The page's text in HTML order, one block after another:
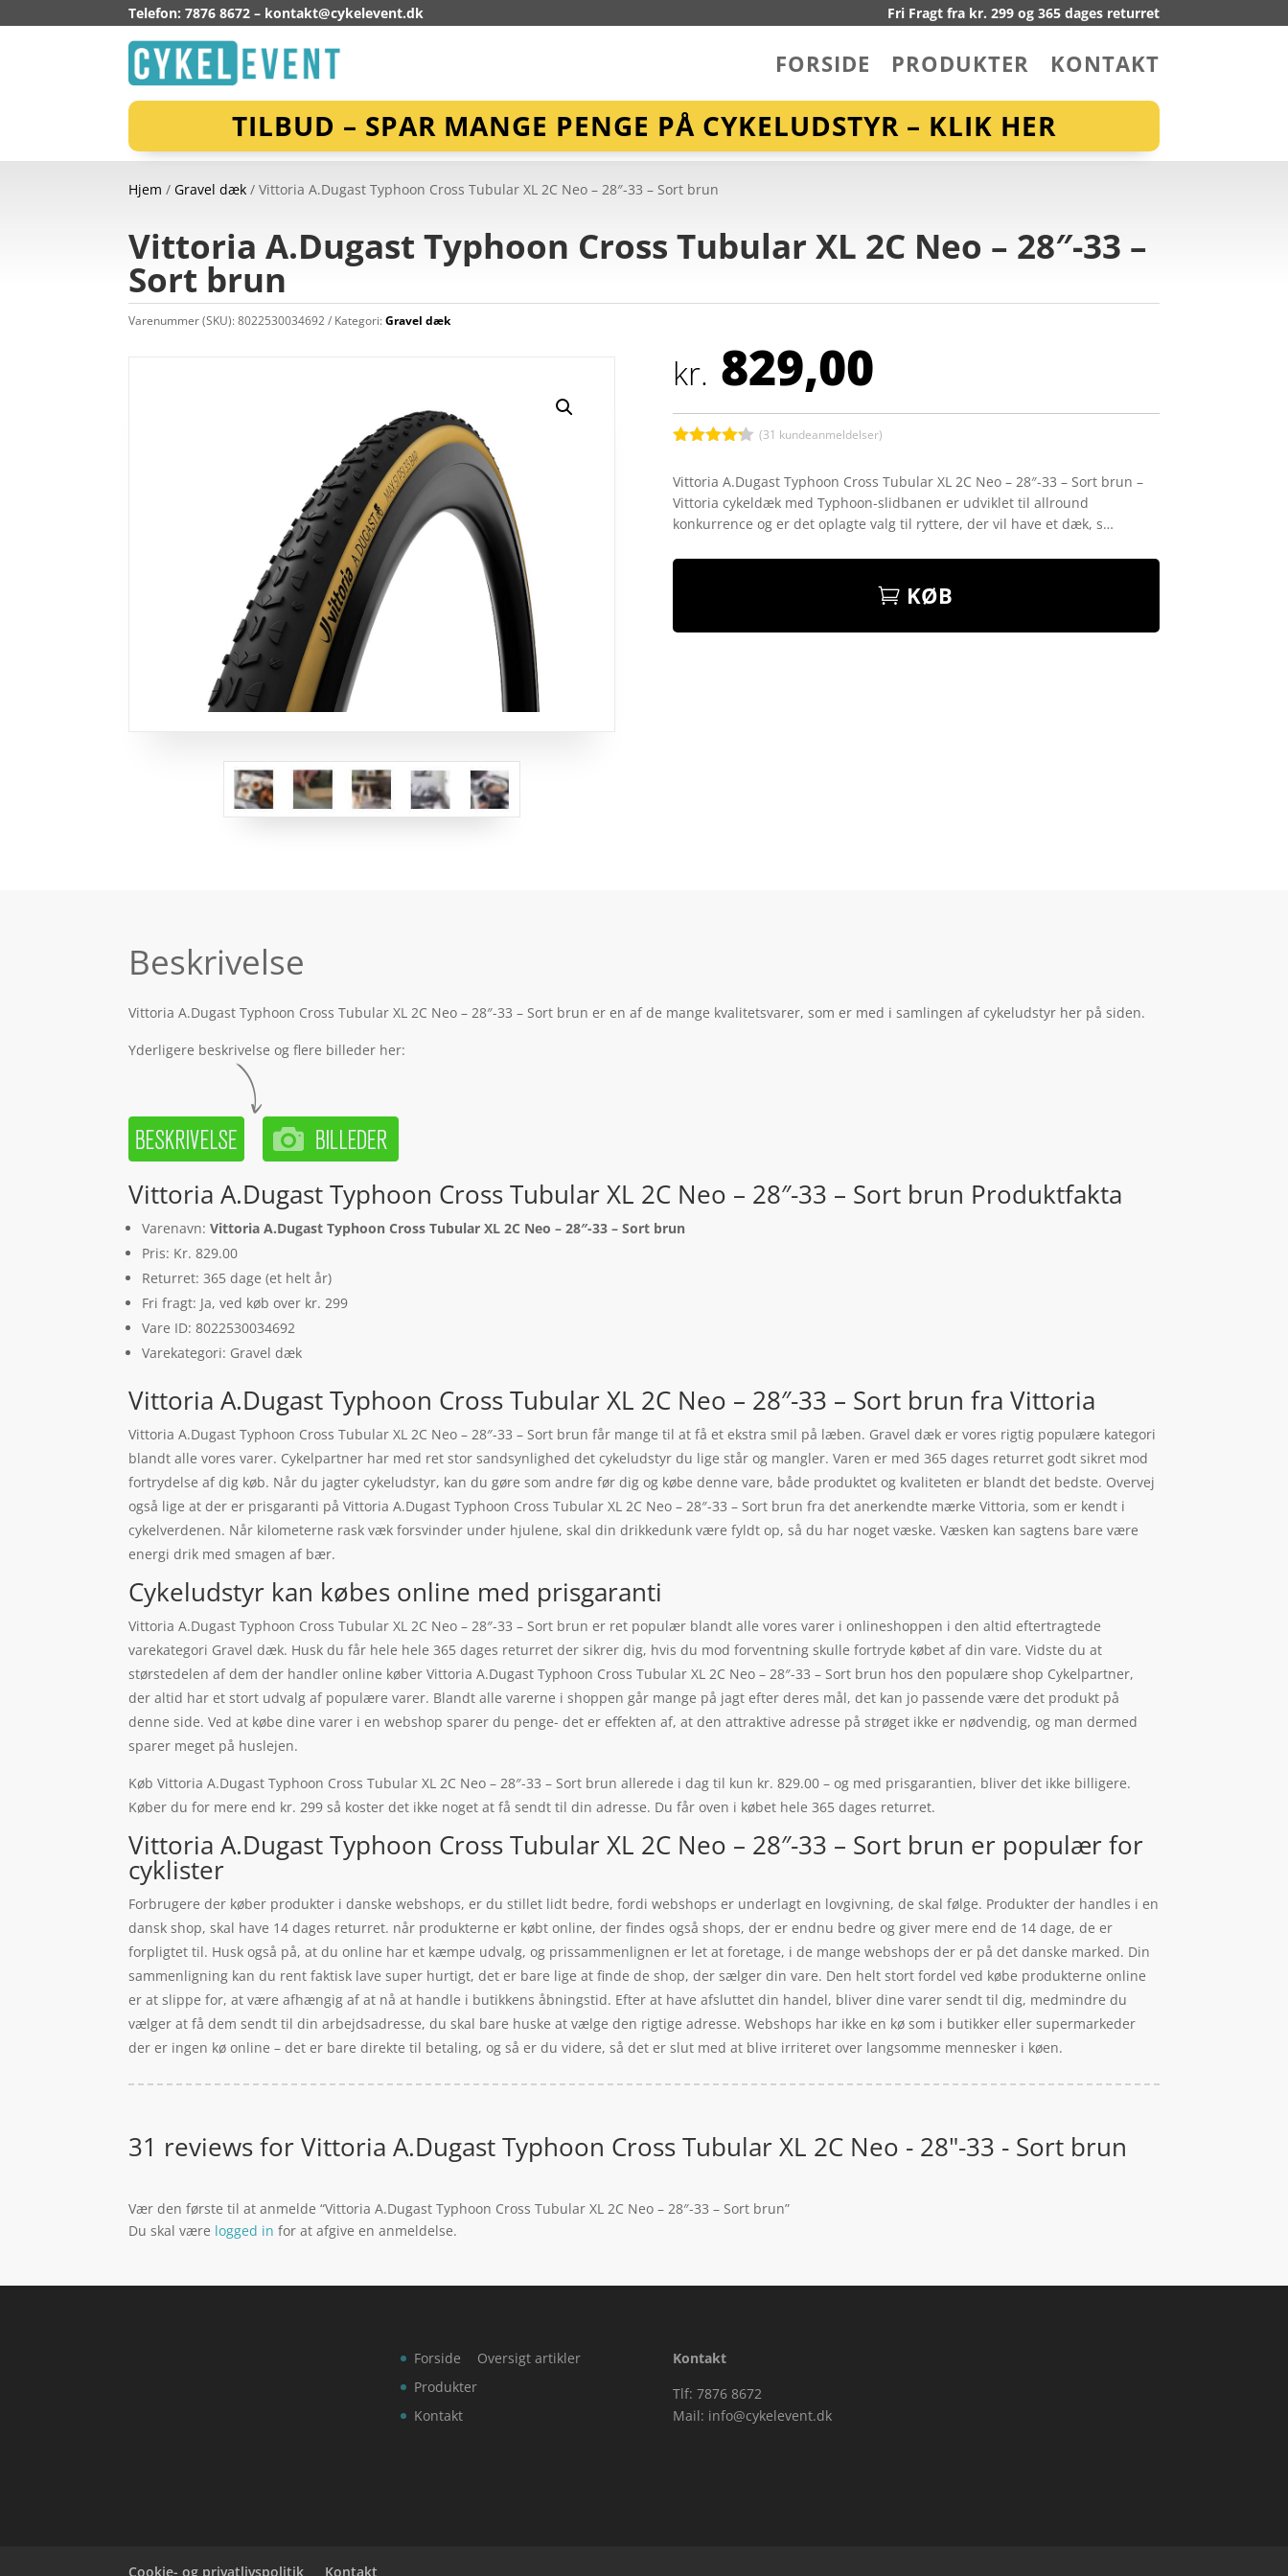
Telefon: 7876 8672 – kontakt@cykelevent.dk Fri Fragt fra kr. 299 og 365 dages returret
FORSIDE PRODUKTER KONTAKT
TILBUD – SPAR MANGE PENGE PÅ CYKELUDSTYR – KLIK HER
Hjem /Gravel dæk / Vittoria A.Dugast Typhoon Cross Tubular XL 2C Neo – 28″-33 – Sort brun
Vittoria A.Dugast Typhoon Cross Tubular XL 2C Neo – 28″-33 –
Sort brun
Varenummer (SKU):8022530034692 Kategori:Gravel dæk
kr. 829,00
ud af 5
baseret
på
kundebedø
(31 kundeanmeldelser)
Vittoria A.Dugast Typhoon Cross Tubular XL 2C Neo – 28″-33 – Sort brun –
Vittoria cykeldæk med Typhoon-slidbanen er udviklet til allround
konkurrence og er det oplagte valg til ryttere, der vil have et dæk, s…
KØB
Beskrivelse
Vittoria A.Dugast Typhoon Cross Tubular XL 2C Neo – 28″-33 – Sort brun er en af de mange kvalitetsvarer, som er med i samlingen af cykeludstyr her på siden.
Yderligere beskrivelse og flere billeder her:
Vittoria A.Dugast Typhoon Cross Tubular XL 2C Neo – 28″-33 – Sort brun Produktfakta
Varenavn:Vittoria A.Dugast Typhoon Cross Tubular XL 2C Neo – 28″-33 – Sort brun
Pris: Kr. 829.00
Returret: 365 dage (et helt år)
Fri fragt: Ja, ved køb over kr. 299
Vare ID: 8022530034692
Varekategori: Gravel dæk
Vittoria A.Dugast Typhoon Cross Tubular XL 2C Neo – 28″-33 – Sort brun fra Vittoria
Vittoria A.Dugast Typhoon Cross Tubular XL 2C Neo – 28″-33 – Sort brun får mange til at få et ekstra smil på læben. Gravel dæk er vores rigtig populære kategori
blandt alle vores varer. Cykelpartner har med ret stor sandsynlighed det cykeludstyr du lige står og mangler. Varen er med 365 dages returret godt sikret mod
fortrydelse af dig køb. Når du jagter cykeludstyr, kan du gøre som andre før dig og købe denne vare, både produktet og kvaliteten er blandt det bedste. Overvej
også lige at der er prisgaranti på Vittoria A.Dugast Typhoon Cross Tubular XL 2C Neo – 28″-33 – Sort brun fra det anerkendte mærke Vittoria, som er kendt i
cykelverdenen. Når kilometerne rask væk forsvinder under hjulene, skal din drikkedunk være fyldt op, så du har noget væske. Væsken kan sagtens bare være
energi drik med smagen af bær.
Cykeludstyr kan købes online med prisgaranti
Vittoria A.Dugast Typhoon Cross Tubular XL 2C Neo – 28″-33 – Sort brun er ret populær blandt alle vores varer i onlineshoppen i den altid eftertragtede
varekategori Gravel dæk. Husk du får hele hele 365 dages returret der sikrer dig, hvis du mod forventning skulle fortryde købet af din vare. Vidste du at
størstedelen af dem der handler online køber Vittoria A.Dugast Typhoon Cross Tubular XL 2C Neo – 28″-33 – Sort brun hos den populære shop Cykelpartner,
der altid har et stort udvalg af populære varer. Blandt alle varerne i shoppen går mange på jagt efter deres mål, det kan jo passende være det produkt på
denne side. Ved at købe dine varer i en webshop sparer du penge- det er effekten af, at den attraktive adresse på strøget ikke er nødvendig, og man dermed
sparer meget på huslejen.
Køb Vittoria A.Dugast Typhoon Cross Tubular XL 2C Neo – 28″-33 – Sort brun allerede i dag til kun kr. 829.00 – og med prisgarantien, bliver det ikke billigere.
Køber du for mere end kr. 299 så koster det ikke noget at få sendt til din adresse. Du får oven i købet hele 365 dages returret.
Vittoria A.Dugast Typhoon Cross Tubular XL 2C Neo – 28″-33 – Sort brun er populær for
cyklister
Forbrugere der køber produkter i danske webshops, er du stillet lidt bedre, fordi webshops er underlagt en lovgivning, de skal følge. Produkter der handles i en
dansk shop, skal have 14 dages returret. når produkterne er købt online, der findes også shops, der er endnu bedre og giver mere end de 14 dage, de er
forpligtet til. Husk også på, at du online har et kæmpe udvalg, og prissammenlignen er let at foretage, i de mange webshops der er på det danske marked. Din
sammenligning kan du rent faktisk lave super hurtigt, det er bare lige at finde de shop, der sælger din vare. Den helt stort fordel ved købe produkterne online
er at slippe for, at være afhængig af at nå at handle i butikkens åbningstid. Efter at have afsluttet din handel, bliver dine varer sendt til dig, medmindre du
vælger at få dem sendt til din arbejdsadresse, du skal bare huske at vælge den rigtige adresse. Webshops har ikke en kø som i butikker eller supermarkeder
der er ingen kø online – det er bare direkte til betaling, og så er du videre, så det er slut med at blive irriteret over langsomme mennesker i køen.
31 reviews forVittoria A.Dugast Typhoon Cross Tubular XL 2C Neo - 28"-33 - Sort brun
Vær den første til at anmelde “Vittoria A.Dugast Typhoon Cross Tubular XL 2C Neo – 28″-33 – Sort brun”
Du skal være logged in for at afgive en anmeldelse.
Forside
Produkter
Kontakt
Oversigt artikler
Kontakt
Tlf: 7876 8672
Mail: info@cykelevent.dk
Cookie- og privatlivspolitik Kontakt